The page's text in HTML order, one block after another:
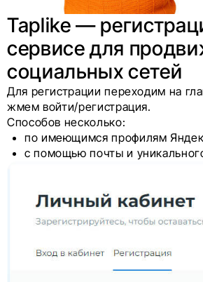
Taplike —
сервисе для
социальных сетей
Для регистрации переходим на
жмем войти/регистрация.
Способов несколько:
по имеющимся профилям
с помощью почты и